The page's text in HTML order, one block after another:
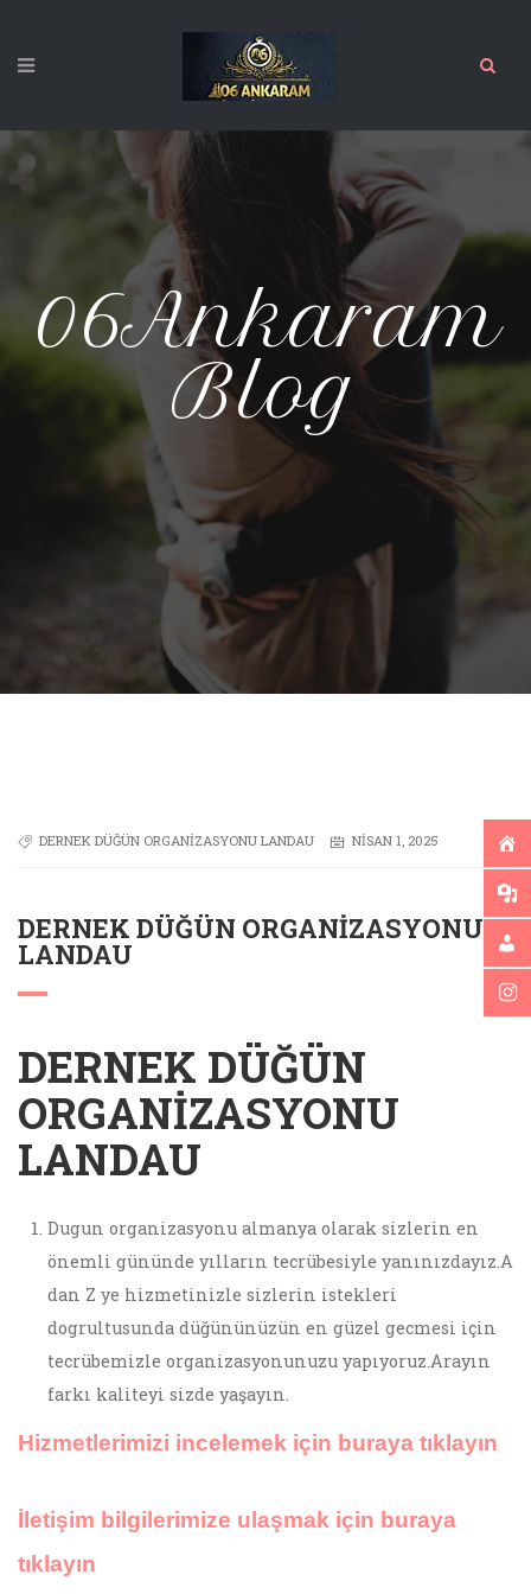
06Ankaram
Blog
DERNEK DÜĞÜN ORGANIZASYONU LANDAU NISAN 1, 2025
DERNEK DÜĞÜN ORGANIZASYONU
LANDAU
DERNEK DÜĞÜN
ORGANIZASYONU
LANDAU
Dugun organizasyonu almanya olarak sizlerin en
önemli gününde yılların tecrübesiyle yanınızdayız.A
dan Z ye hizmetinizle sizlerin istekleri
dogrultusunda düğününüzün en güzel gecmesi için
tecrübemizle organizasyonunuzu yapıyoruz.Arayın
farkı kaliteyi sizde yaşayın.
Hizmetlerimizi incelemek için buraya tıklayın
İletişim bilgilerimize ulaşmak için buraya
tıklayın